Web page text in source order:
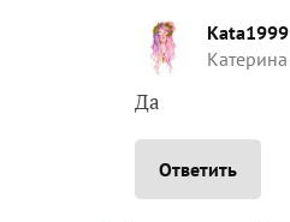
Kata1999
Катерина
Да
Ответить